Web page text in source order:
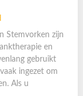
Stemvorken zijn
en
gebruikt
ingezet om
Als u